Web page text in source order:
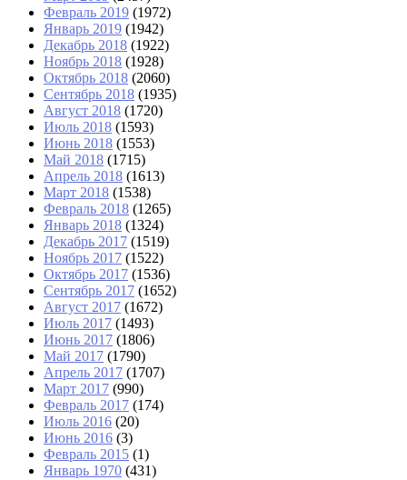
Февраль 2019 (1972)
Январь 2019 (1942)
Декабрь 2018 (1922)
Ноябрь 2018 (1928)
Октябрь 2018 (2060)
Сентябрь 2018 (1935)
Август 2018 (1720)
Июль 2018 (1593)
Июнь 2018 (1553)
Май 2018 (1715)
Апрель 2018 (1613)
Март 2018 (1538)
Февраль 2018 (1265)
Январь 2018 (1324)
Декабрь 2017 (1519)
Ноябрь 2017 (1522)
Октябрь 2017 (1536)
Сентябрь 2017 (1652)
Август 2017 (1672)
Июль 2017 (1493)
Июнь 2017 (1806)
Май 2017 (1790)
Апрель 2017 (1707)
Март 2017 (990)
Февраль 2017 (174)
Июль 2016 (20)
Июнь 2016 (3)
Февраль 2015 (1)
Январь 1970 (431)